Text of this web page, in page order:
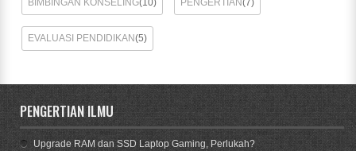
BIMBINGAN KONSELING(10) PENGERTIAN(7)
EVALUASI PENDIDIKAN(5)
PENGERTIAN ILMU
Upgrade RAM dan SSD Laptop Gaming, Perlukah?